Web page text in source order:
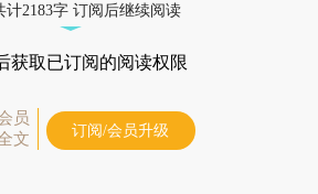
计2183字 订阅后继续阅读
获取已订阅的阅读权限
员
文
订阅/会员升级